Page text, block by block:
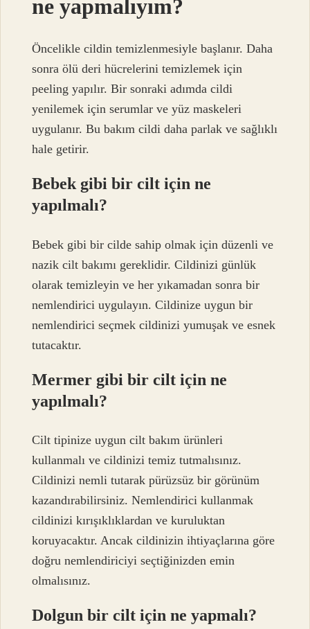
ne yapmalıyım?
Öncelikle cildin temizlenmesiyle başlanır. Daha
sonra ölü deri hücrelerini temizlemek için
peeling yapılır. Bir sonraki adımda cildi
yenilemek için serumlar ve yüz maskeleri
uygulanır. Bu bakım cildi daha parlak ve sağlıklı
hale getirir.
Bebek gibi bir cilt için ne
yapılmalı?
Bebek gibi bir cilde sahip olmak için düzenli ve
nazik cilt bakımı gereklidir. Cildinizi günlük
olarak temizleyin ve her yıkamadan sonra bir
nemlendirici uygulayın. Cildinize uygun bir
nemlendirici seçmek cildinizi yumuşak ve esnek
tutacaktır.
Mermer gibi bir cilt için ne
yapılmalı?
Cilt tipinize uygun cilt bakım ürünleri
kullanmalı ve cildinizi temiz tutmalısınız.
Cildinizi nemli tutarak pürüzsüz bir görünüm
kazandırabilirsiniz. Nemlendirici kullanmak
cildinizi kırışıklıklardan ve kuruluktan
koruyacaktır. Ancak cildinizin ihtiyaçlarına göre
doğru nemlendiriciyi seçtiğinizden emin
olmalısınız.
Dolgun bir cilt için ne yapmalı?